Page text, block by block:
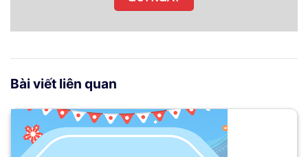
Bài viết liên quan